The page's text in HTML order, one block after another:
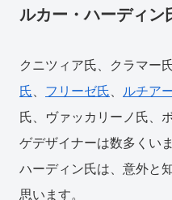
ルカー・ハーディン
クニツィア氏、クラマー
氏、 フリーゼ氏、 ルチア
氏、ヴァッカリーノ氏、
ゲデザイナーは数多くい
ハーディン氏は、意外と
思います。